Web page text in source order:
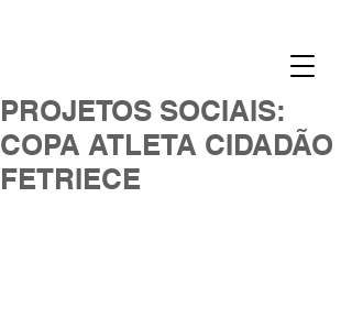
PROJETOS SOCIAIS:
COPA ATLETA CIDADÃO
FETRIECE